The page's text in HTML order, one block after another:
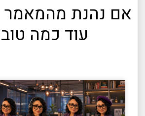
אם נהנת מהמאמר
עוד כמה